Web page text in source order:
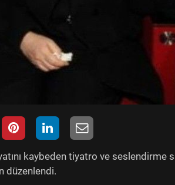
kaybeden tiyatro ve seslendirme
düzenlendi.